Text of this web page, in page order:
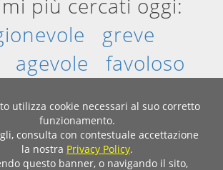
più cercati oggi:
greve
agevole
favoloso
|Privacy & Cookies
- Dizionario Sinonimi Contrari
utilizza cookie necessari al suo corretto
funzionamento.
consulta con contestuale accettazione
la nostra Privacy Policy.
questo banner, o navigando il sito,